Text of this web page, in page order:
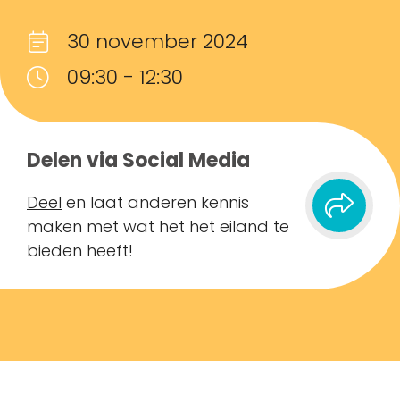
30 november 2024
09:30 - 12:30
Delen via Social Media
Deel en laat anderen kennis
maken met wat het het eiland te
bieden heeft!